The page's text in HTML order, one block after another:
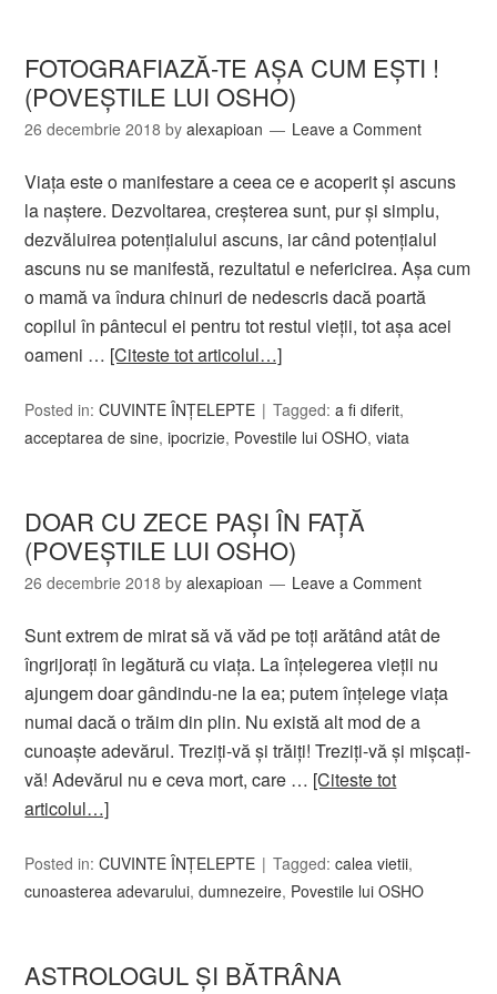
FOTOGRAFIAZĂ-TE AŞA CUM EŞTI !
(POVEŞTILE LUI OSHO)
26 decembrie 2018 byalexapioan Leave a Comment
Viaţa este o manifestare a ceea ce e acoperit şi ascuns
la naştere. Dezvoltarea, creşterea sunt, pur şi simplu,
dezvăluirea potenţialului ascuns, iar când potenţialul
ascuns nu se manifestă, rezultatul e nefericirea. Aşa cum
o mamă va îndura chinuri de nedescris dacă poartă
copilul în pântecul ei pentru tot restul vieţii, tot aşa acei
oameni … [Citeste tot articolul…]
Posted in:CUVINTE ÎNȚELEPTE Tagged:a fi diferit,
acceptarea de sine,ipocrizie, Povestile lui OSHO,viata
DOAR CU ZECE PAŞI ÎN FAŢĂ
(POVEŞTILE LUI OSHO)
26 decembrie 2018 byalexapioan Leave a Comment
Sunt extrem de mirat să vă văd pe toţi arătând atât de
îngrijoraţi în legătură cu viaţa. La înţelegerea vieţii nu
ajungem doar gândindu-ne la ea; putem înţelege viaţa
numai dacă o trăim din plin. Nu există alt mod de a
cunoaşte adevărul. Treziţi-vă şi trăiţi! Treziţi-vă şi mişcaţi-
vă! Adevărul nu e ceva mort, care … [Citeste tot
articolul…]
Posted in:CUVINTE ÎNȚELEPTE Tagged:calea vietii,
cunoasterea adevarului,dumnezeire, Povestile lui OSHO
ASTROLOGUL ŞI BĂTRÂNA